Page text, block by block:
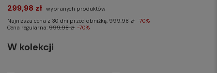
W kolekcji
299,98 zł wybranych produktów
Najniższa cena z 30 dni przed obniżką: 999,98 zł -70%
Cena regularna: 999,98 zł -70%